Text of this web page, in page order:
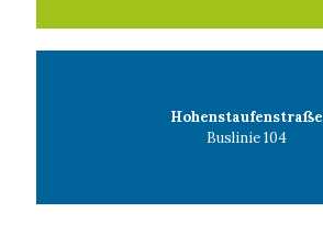
Hohenstaufenstraße
Buslinie 104